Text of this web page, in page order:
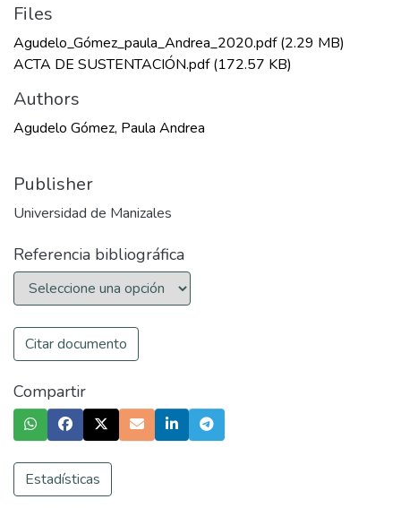
Files
Agudelo_Gómez_paula_Andrea_2020.pdf(2.29 MB)
ACTA DE SUSTENTACIÓN.pdf(172.57 KB)
Authors
Agudelo Gómez, Paula Andrea
Publisher
Universidad de Manizales
Referencia bibliográfica
Citar documento
Compartir
Estadísticas